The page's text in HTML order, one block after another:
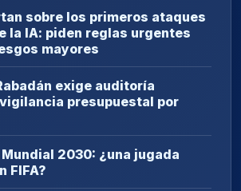
sobre los primeros ataques
la IA: piden reglas urgentes
mayores
exige auditoría
presupuestal por
2030: ¿una jugada
FIFA?